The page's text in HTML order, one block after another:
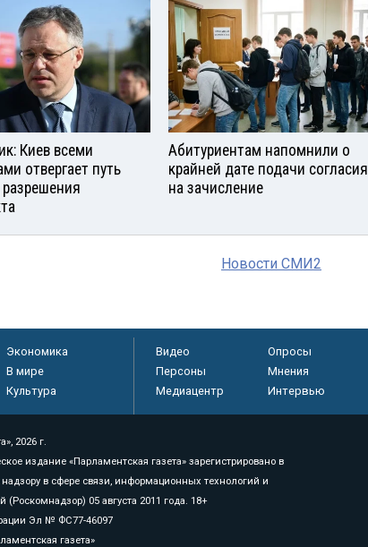
Киев всеми
отвергает путь
Абитуриентам напомнили о
крайней дате подачи согласия
на зачисление
Новости СМИ2
Экономика
В мире
Культура
Видео Опросы
Персоны
Мнения
Медиацентр
Интервью
2026 г.
издание «Парламентская газета» зарегистрировано в
в сфере связи, информационных технологий и
05 августа 2011 года. 18+
Эл № ФС77-46097
газета»